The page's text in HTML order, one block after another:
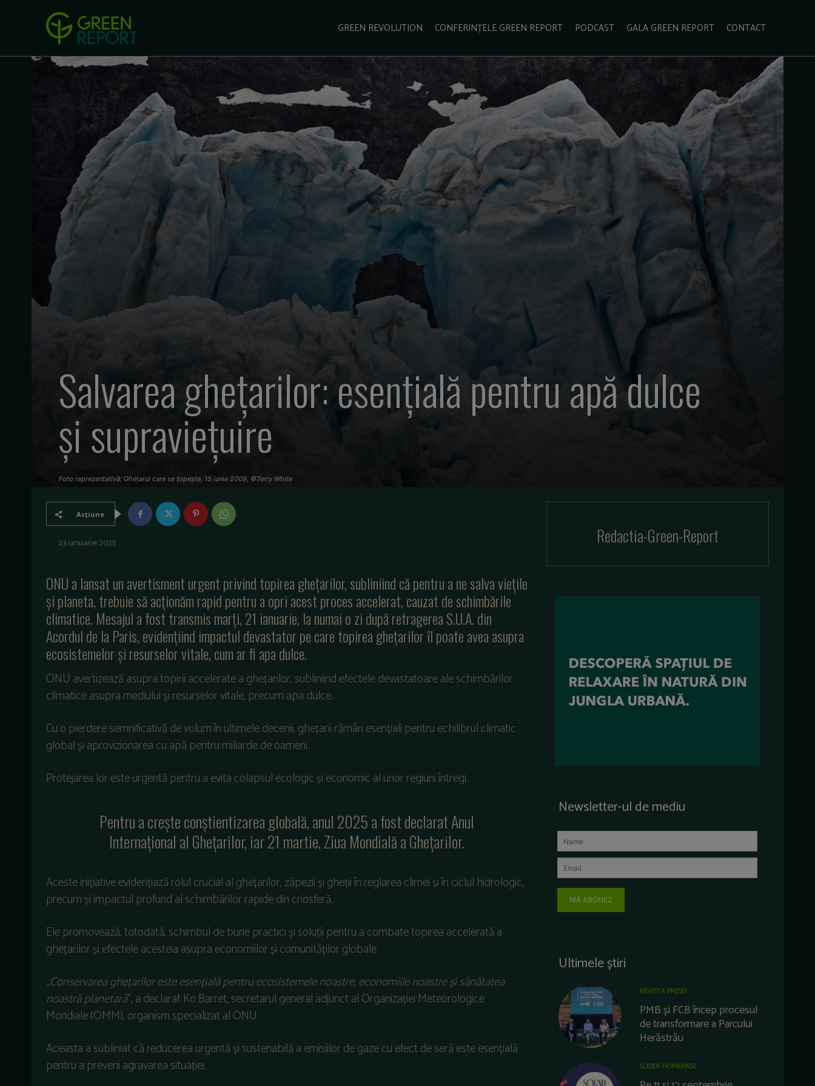
GREEN REVOLUTION CONFERINȚELE GREEN REPORT PODCAST GALA GREEN REPORT CONTACT
SCHIMBĂRI CLIMATICE
Salvarea ghețarilor: esențială pentru apă dulce
și supraviețuire
Foto reprezentativă: Ghețarul care se topește, 15 iunie 2009, ©Terry White
Acțiune
23 ianuarie 2025
ONU a lansat un avertisment urgent privind topirea ghețarilor, subliniind că pentru a ne salva viețile
și planeta, trebuie să acționăm rapid pentru a opri acest proces accelerat, cauzat de schimbările
climatice. Mesajul a fost transmis marți, 21 ianuarie, la numai o zi după retragerea S.U.A. din
Acordul de la Paris, evidențiind impactul devastator pe care topirea ghețarilor îl poate avea asupra
ecosistemelor și resurselor vitale, cum ar fi apa dulce.
ONU avertizează asupra topirii accelerate a ghețarilor, subliniind efectele devastatoare ale schimbărilor
climatice asupra mediului și resurselor vitale, precum apa dulce.
Cu o pierdere semnificativă de volum în ultimele decenii, ghețarii rămân esențiali pentru echilibrul climatic
global și aprovizionarea cu apă pentru miliarde de oameni.
Protejarea lor este urgentă pentru a evita colapsul ecologic și economic al unor regiuni întregi.
Pentru a crește conștientizarea globală, anul 2025 a fost declarat Anul
Internațional al Ghețarilor, iar 21 martie, Ziua Mondială a Ghețarilor.
Aceste inițiative evidențiază rolul crucial al ghețarilor, zăpezii și gheții în reglarea climei și în ciclul hidrologic,
precum și impactul profund al schimbărilor rapide din criosferă.
Ele promovează, totodată, schimbul de bune practici și soluții pentru a combate topirea accelerată a
ghețarilor și efectele acesteia asupra economiilor și comunităților globale
„Conservarea ghețarilor este esențială pentru ecosistemele noastre, economiile noastre și sănătatea
noastră planetară”, a declarat Ko Barret, secretarul general adjunct al Organizației Meteorologice
Mondiale (OMM), organism specializat al ONU.
Aceasta a subliniat că reducerea urgentă și sustenabilă a emisiilor de gaze cu efect de seră este esențială
pentru a preveni agravarea situației.
Redactia-Green-Report
Newsletter-ul de mediu
MĂ ABONEZ
Ultimele știri
REVISTA PRESEI
PMB și FCB încep procesul
de transformare a Parcului
Herăstrău
SLIDER HOMEPAGE